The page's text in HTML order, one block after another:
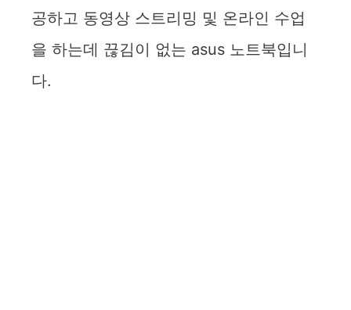
공하고 동영상 스트리밍 및 온라인 수업
을 하는데 끊김이 없는 asus 노트북입니
다.